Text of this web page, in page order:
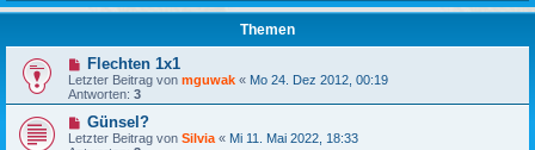
Themen
Flechten 1x1
Letzter Beitrag von mguwak « Mo 24. Dez 2012, 00:19
Antworten: 3
Günsel?
Letzter Beitrag von Silvia « Mi 11. Mai 2022, 18:33